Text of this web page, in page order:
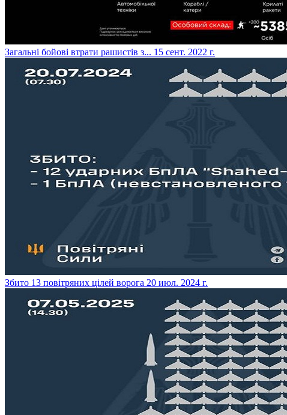
​Загальні бойові втрати рашистів з... 15 сент. 2022 г.
​Збито 13 повітряних цілей ворога 20 июл. 2024 г.